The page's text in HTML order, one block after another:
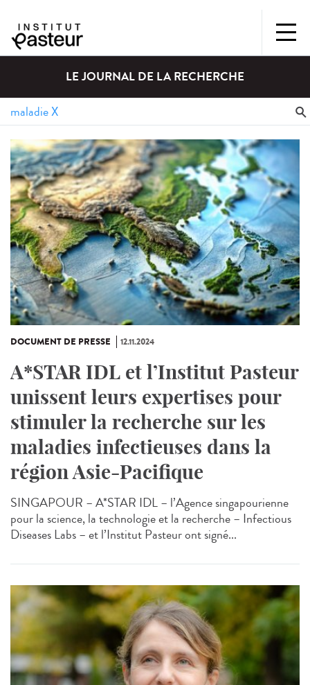
LE JOURNAL DE LA RECHERCHE
DOCUMENT DE PRESSE 12.11.2024
A*STAR IDL et l’Institut Pasteur
unissent leurs expertises pour
stimuler la recherche sur les
maladies infectieuses dans la
région Asie-Pacifique
SINGAPOUR – A*STAR IDL – l’Agence singapourienne
pour la science, la technologie et la recherche – Infectious
Diseases Labs – et l’Institut Pasteur ont signé...